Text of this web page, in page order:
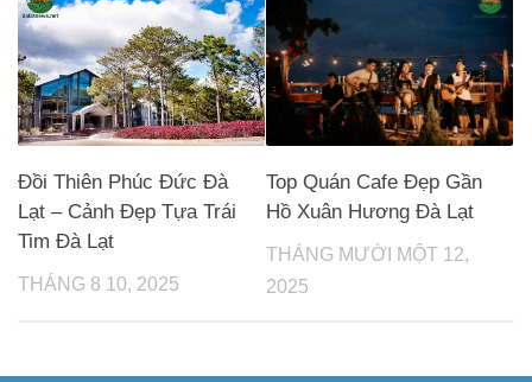
Đồi Thiên Phúc Đức Đà
Lạt – Cảnh Đẹp Tựa Trái
Tim Đà Lạt
THÁNG 8 10, 2025
Top Quán Cafe Đẹp Gần
Hồ Xuân Hương Đà Lạt
THÁNG MƯỜI MỘT 12,
2025